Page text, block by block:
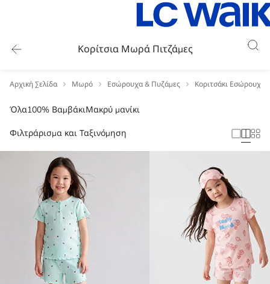
Κορίτσια Μωρά Πιτζάμες
Αρχική Σελίδα Μωρό Εσώρουχα & Πυζάμες Κοριτσάκι Εσώρουχα
Όλα100% ΒαμβάκιΜακρύ μανίκι
Φιλτράρισμα και Ταξινόμηση